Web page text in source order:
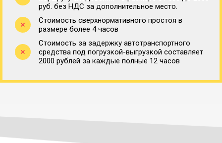
руб. без НДС за дополнительное место.
Стоимость сверхнормативного простоя в
размере более 4 часов
Стоимость за задержку автотранспортного
средства под погрузкой-выгрузкой составляет
2000 рублей за каждые полные 12 часов